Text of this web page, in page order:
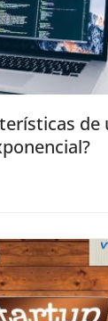
de